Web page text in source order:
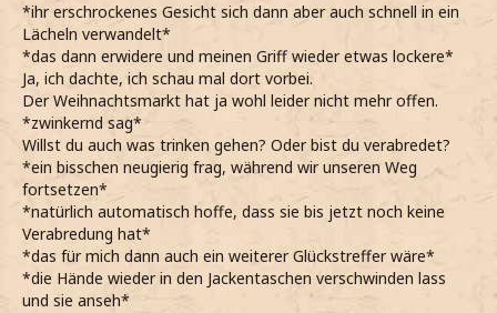
*ihr erschrockenes Gesicht sich dann aber auch schnell in ein
Lächeln verwandelt*
*das dann erwidere und meinen Griff wieder etwas lockere*
Ja, ich dachte, ich schau mal dort vorbei.
Der Weihnachtsmarkt hat ja wohl leider nicht mehr offen.
*zwinkernd sag*
Willst du auch was trinken gehen? Oder bist du verabredet?
*ein bisschen neugierig frag, während wir unseren Weg
fortsetzen*
*natürlich automatisch hoffe, dass sie bis jetzt noch keine
Verabredung hat*
*das für mich dann auch ein weiterer Glückstreffer wäre*
*die Hände wieder in den Jackentaschen verschwinden lass
und sie anseh*